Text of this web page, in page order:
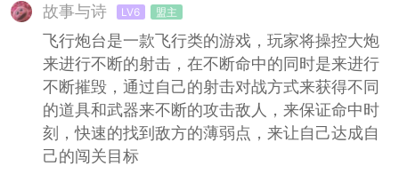
故事与诗 LV6 盟主
飞行炮台是一款飞行类的游戏，玩家将操控大炮
来进行不断的射击，在不断命中的同时是来进行
不断摧毁，通过自己的射击对战方式来获得不同
的道具和武器来不断的攻击敌人，来保证命中时
刻，快速的找到敌方的薄弱点，来让自己达成自
己的闯关目标